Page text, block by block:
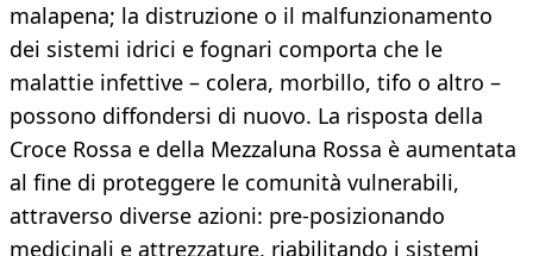
malapena; la distruzione o il malfunzionamento
dei sistemi idrici e fognari comporta che le
malattie infettive – colera, morbillo, tifo o altro –
possono diffondersi di nuovo. La risposta della
Croce Rossa e della Mezzaluna Rossa è aumentata
al fine di proteggere le comunità vulnerabili,
attraverso diverse azioni: pre-posizionando
medicinali e attrezzature, riabilitando i sistemi